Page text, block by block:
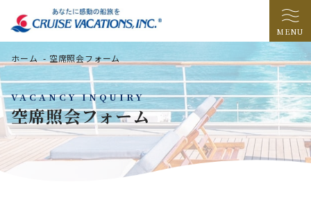
MENU
VACANCY INQUIRY
空席照会フォーム
ホーム - 空席照会フォーム